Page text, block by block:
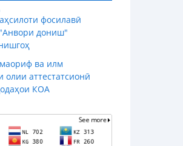
фосилавӣ
дониш"
ва илм
аттестатсионӣ
КОА